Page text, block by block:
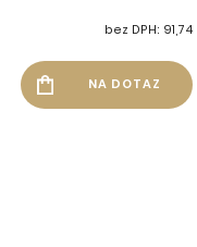
bez DPH: 91,74